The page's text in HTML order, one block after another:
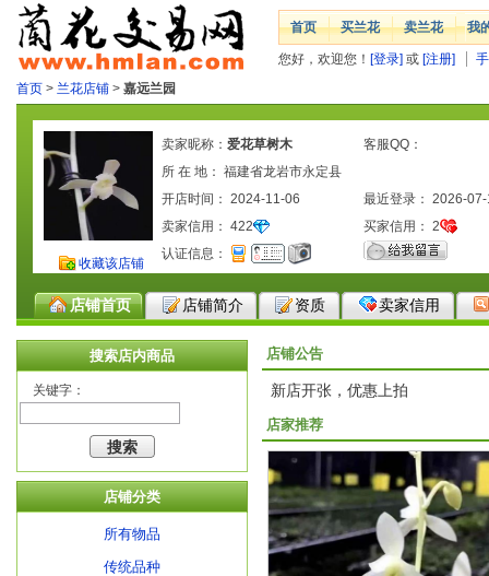
首页 买兰花 卖兰花 我
您好，欢迎您！ [登录] 或 [注册]
首页 > 兰花店铺 > 嘉远兰园
收藏该店铺
卖家昵称： 爱花草树木
客服QQ：
所 在 地： 福建省龙岩市永定县
开店时间： 2024-11-06
最近登录： 2026-
卖家信用： 422 买家信用： 2
认证信息：
店铺首页 店铺简介 资质 卖家信用
搜索店内商品
关键字：
店铺分类
所有物品
传统品种
店铺公告
新店开张，优惠上拍
店家推荐